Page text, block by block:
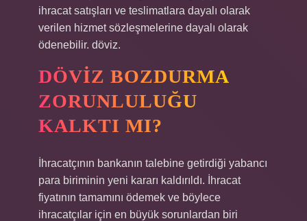
ihracat satışları ve teslimatlara dayalı olarak
verilen hizmet sözleşmelerine dayalı olarak
ödenebilir. döviz.
DÖVIZ BOZDURMA
ZORUNLULUĞU
KALKTI MI?
İhracatçının bankanın talebine getirdiği yabancı
para biriminin yeni kararı kaldırıldı. İhracat
fiyatının tamamını ödemek ve böylece
ihracatçılar için en büyük sorunlardan biri